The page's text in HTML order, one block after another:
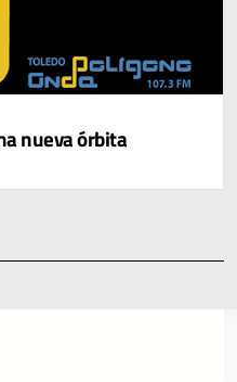
nueva órbita